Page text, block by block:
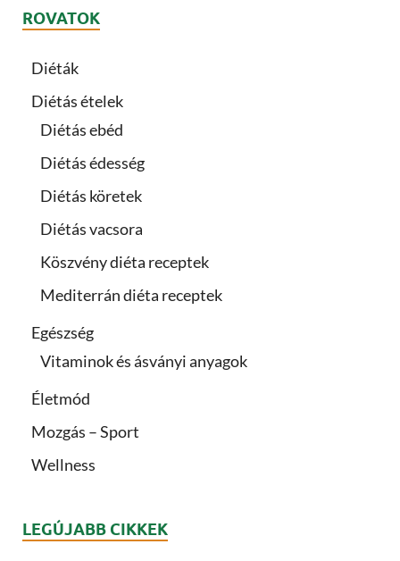
ROVATOK
Diéták
Diétás ételek
Diétás ebéd
Diétás édesség
Diétás köretek
Diétás vacsora
Köszvény diéta receptek
Mediterrán diéta receptek
Egészség
Vitaminok és ásványi anyagok
Életmód
Mozgás – Sport
Wellness
LEGÚJABB CIKKEK